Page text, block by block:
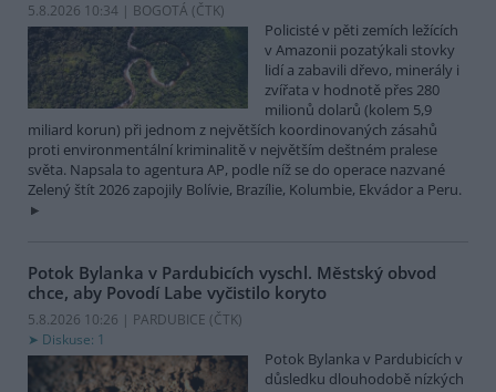
5.8.2026 10:34 | BOGOTÁ (ČTK)
Policisté v pěti zemích ležících
v Amazonii pozatýkali stovky
lidí a zabavili dřevo, minerály i
zvířata v hodnotě přes 280
milionů dolarů (kolem 5,9
miliard korun) při jednom z největších koordinovaných zásahů
proti environmentální kriminalitě v největším deštném pralese
světa. Napsala to agentura AP, podle níž se do operace nazvané
Zelený štít 2026 zapojily Bolívie, Brazílie, Kolumbie, Ekvádor a Peru.
Potok Bylanka v Pardubicích vyschl. Městský obvod
chce, aby Povodí Labe vyčistilo koryto
5.8.2026 10:26 | PARDUBICE (ČTK)
Diskuse: 1
Potok Bylanka v Pardubicích v
důsledku dlouhodobě nízkých